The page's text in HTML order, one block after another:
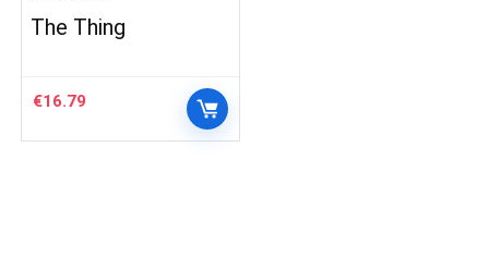
The Thing
€16.79